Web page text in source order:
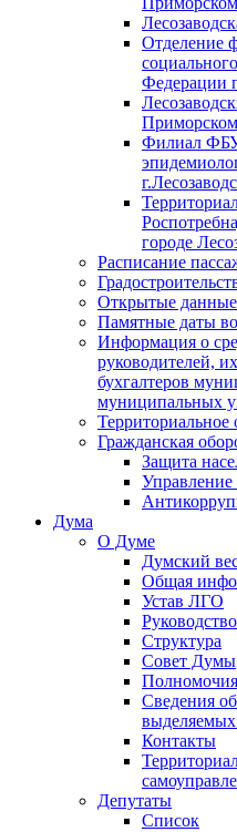
Отделение
Федерации
Филиал
городе
Расписание
Открытые данные
Памятные даты
Информация о
руководителей,
бухгалтеров
муниципальных
Территориальное
Гражданская
Защита
Дума
О Думе
Думский
Общая
Устав ЛГО
Руководство
Структура
Совет Думы
Полномочия
Сведения
Контакты
Депутаты
Список